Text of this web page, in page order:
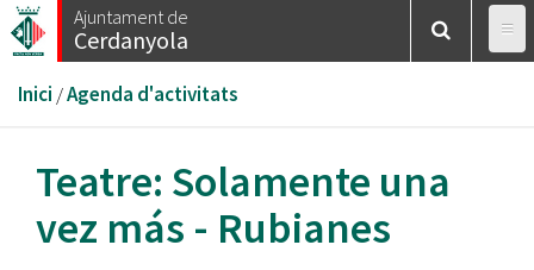
Vés
al
Ajuntament de
Cerdanyola
Esteu
aquí
Inici /Agenda d'activitats
Teatre: Solamente una
vez más - Rubianes